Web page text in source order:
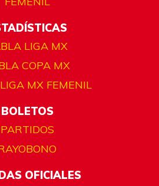
LIGA MX
COPA MX
MX FEMENIL
BOLETOS
PARTIDOS
OFICIALES